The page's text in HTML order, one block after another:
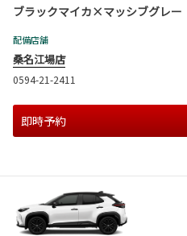
ブラックマイカ×マッシブグレー
配備店舗
桑名江場店
0594-21-2411
即時予約